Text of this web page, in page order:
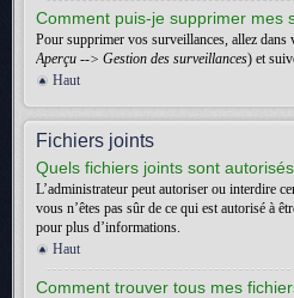
Comment puis-je supprimer mes
Pour supprimer vos surveillances, allez dans
Aperçu --> Gestion des surveillances) et
Haut
Fichiers joints
Quels fichiers joints sont
L’administrateur peut autoriser ou interdire
vous n’êtes pas sûr de ce qui est autorisé à
pour plus d’informations.
Haut
Comment trouver tous mes